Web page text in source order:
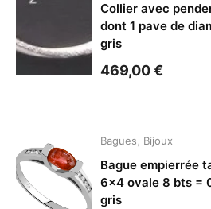
Collier avec
dont 1 pave de
gris
469,00€
Bagues Bijoux
Bague empierrée
6×4 ovale 8 bts =
gris